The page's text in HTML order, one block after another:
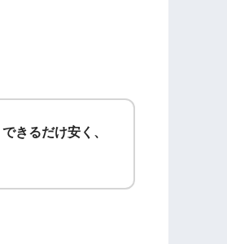
できるだけ安く、